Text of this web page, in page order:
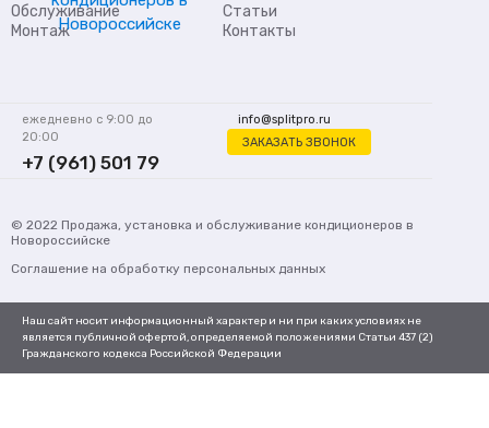
Обслуживание
Монтаж
Статьи
Контакты
info@splitpro.ru
ЗАКАЗАТЬ ЗВОНОК
ежедневно с 9:00 до
20:00
+7 (961) 501 79
© 2022 Продажа, установка и обслуживание кондиционеров в
Новороссийске
Соглашение на обработку персональных данных
Наш сайт носит информационный характер и ни при каких условиях не
является публичной офертой, определяемой положениями Статьи 437 (2)
Гражданского кодекса Российской Федерации